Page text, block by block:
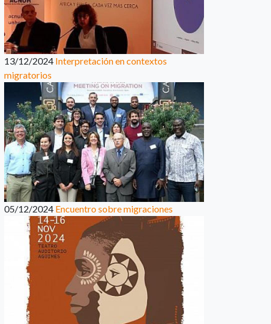
13/12/2024 Interpretación en contextos
migratorios
05/12/2024 Encuentro sobre migraciones